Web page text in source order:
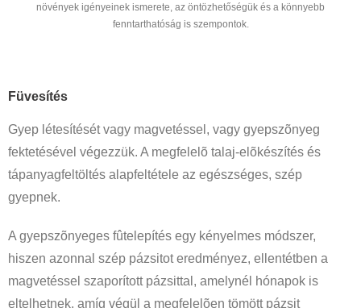
növények igényeinek ismerete, az öntözhetőségük és a könnyebb
fenntarthatóság is szempontok.
Füvesítés
Gyep létesítését vagy magvetéssel, vagy gyepszõnyeg
fektetésével végezzük. A megfelelõ talaj-elõkészítés és
tápanyagfeltöltés alapfeltétele az egészséges, szép
gyepnek.
A gyepszõnyeges fûtelepítés egy kényelmes módszer,
hiszen azonnal szép pázsitot eredményez, ellentétben a
magvetéssel szaporított pázsittal, amelynél hónapok is
eltelhetnek, amíg végül a megfelelõen tömött pázsit